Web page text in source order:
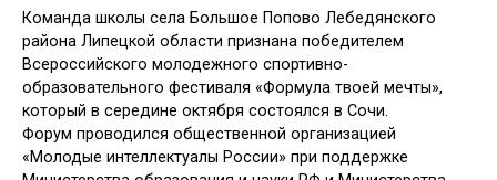
Команда школы села Большое Попово Лебедянского
района Липецкой области признана победителем
Всероссийского молодежного спортивно-
образовательного фестиваля «Формула твоей мечты»,
который в середине октября состоялся в Сочи.
Форум проводился общественной организацией
«Молодые интеллектуалы России» при поддержке